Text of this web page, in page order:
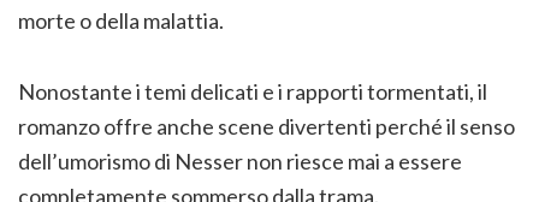
morte o della malattia.
Nonostante i temi delicati e i rapporti tormentati, il
romanzo offre anche scene divertenti perché il senso
dell’umorismo di Nesser non riesce mai a essere
completamente sommerso dalla trama.